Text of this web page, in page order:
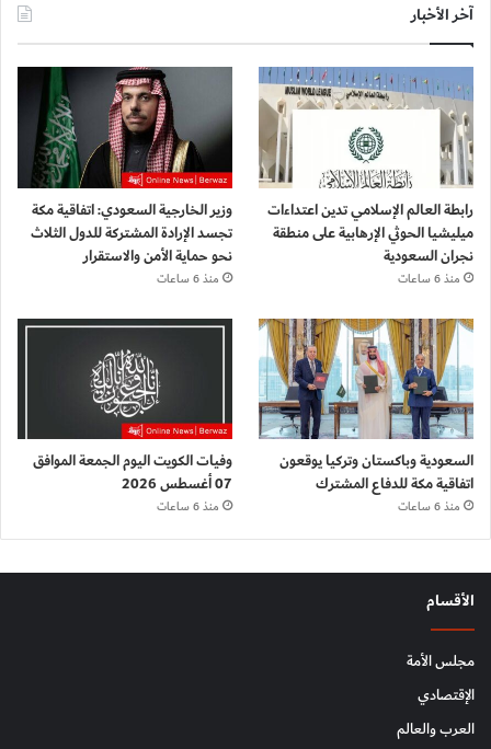
آخر الأخبار
رابطة العالم الإسلامي تدين اعتداءات
ميليشيا الحوثي الإرهابية على منطقة
نجران السعودية
منذ 6 ساعات
وزير الخارجية السعودي: اتفاقية مكة
تجسد الإرادة المشتركة للدول الثلاث
نحو حماية الأمن والاستقرار
منذ 6 ساعات
السعودية وباكستان وتركيا يوقعون
اتفاقية مكة للدفاع المشترك
منذ 6 ساعات
وفيات الكويت اليوم الجمعة الموافق
07 أغسطس 2026
منذ 6 ساعات
الأقسام
مجلس الأمة
الإقتصادي
العرب والعالم